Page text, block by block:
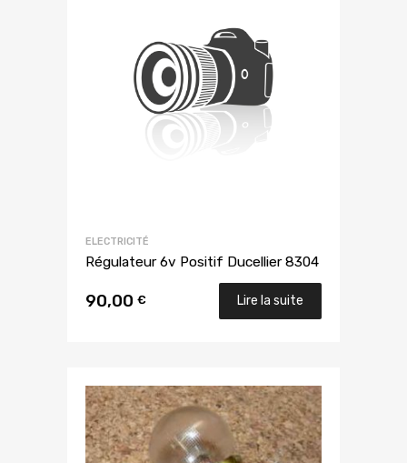
ELECTRICITÉ
Régulateur 6v Positif Ducellier 8304
90,00 € Lire la suite